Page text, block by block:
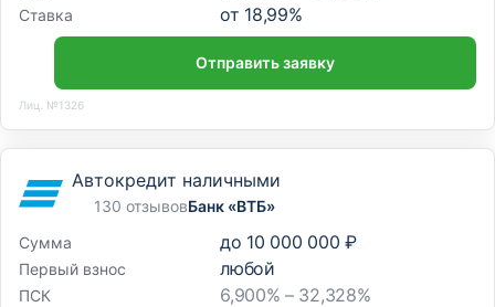
Ставка от 18,99%
Отправить заявку
Лиц. №1326
Автокредит наличными
130 отзывовБанк «ВТБ»
Сумма
до 10 000 000 ₽
Первый взнос любой
ПСК 6,900% – 32,328%